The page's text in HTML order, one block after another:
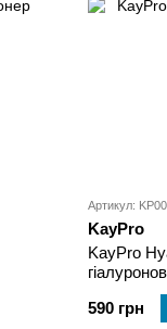
Артикул:
KayPro
KayPro
590 грн